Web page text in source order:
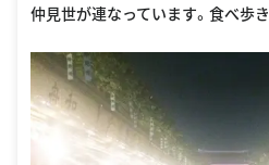
仲見世が連なっています。食べ歩